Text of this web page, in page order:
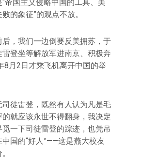
帝国主义侵略中国的工具、美
的象征”的观点不放。
后，我们一边倒要反美拥苏，于
雷登坐等解放军进南京、积极奔
8月2日才乘飞机离开中国的举
司徒雷登，既然有人认为凡是毛
的就应该永世不得翻身，我决定
一下司徒雷登的踪迹，也凭吊
国的“好人”——这是燕大校友